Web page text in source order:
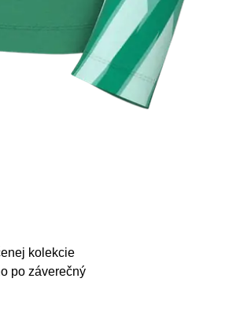
kolekcie
po záverečný